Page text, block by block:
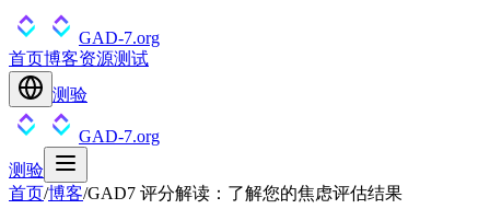
GAD-7.org
首页博客资源测试
测验
GAD-7.org
测验
首页/博客/GAD7 评分解读：了解您的焦虑评估结果